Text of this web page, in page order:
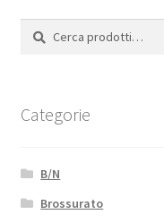
Cerca:
Cerca
Categorie
B/N
Brossurato